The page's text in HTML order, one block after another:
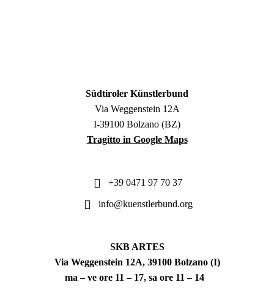
Südtiroler Künstlerbund
Via Weggenstein 12A
I-39100 Bolzano (BZ)
Tragitto in Google Maps
+39 0471 97 70 37
info@kuenstlerbund.org
SKB ARTES
Via Weggenstein 12A, 39100 Bolzano (I)
ma – ve ore 11 – 17, sa ore 11 – 14